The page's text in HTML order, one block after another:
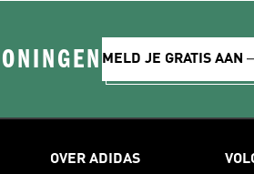
MELD JE GRATIS AAN
OVER ADIDAS